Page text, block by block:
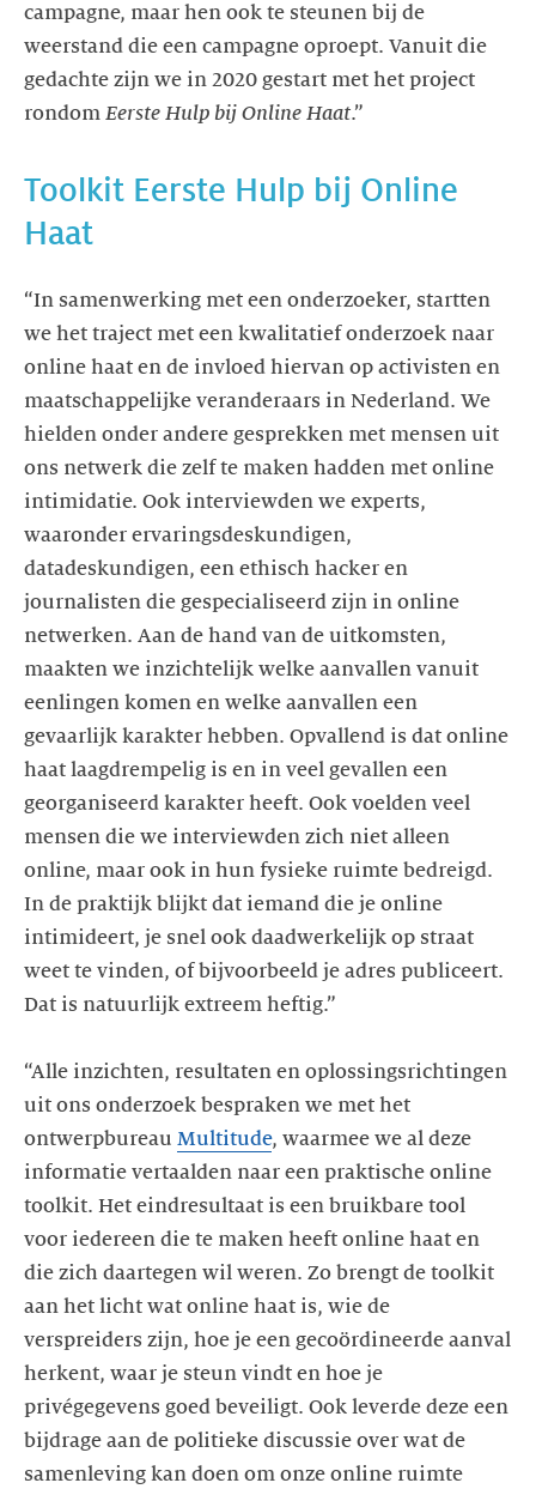
campagne, maar hen ook te steunen bij de
weerstand die een campagne oproept. Vanuit die
gedachte zijn we in 2020 gestart met het project
rondom Eerste Hulp bij Online Haat
Toolkit Eerste Hulp bij Online
“In samenwerking met een onderzoeker, startten
we het traject met een kwalitatief onderzoek naar
online haat en de invloed hiervan op activisten en
maatschappelijke veranderaars in Nederland. We
hielden onder andere gesprekken met mensen uit
ons netwerk die zelf te maken hadden met online
intimidatie. Ook interviewden we experts,
waaronder ervaringsdeskundigen,
datadeskundigen, een ethisch hacker en
journalisten die gespecialiseerd zijn in online
netwerken. Aan de hand van de uitkomsten,
maakten we inzichtelijk welke aanvallen vanuit
eenlingen komen en welke aanvallen een
gevaarlijk karakter hebben. Opvallend is dat online
haat laagdrempelig is en in veel gevallen een
georganiseerd karakter heeft. Ook voelden veel
mensen die we interviewden zich niet alleen
online, maar ook in hun fysieke ruimte bedreigd.
In de praktijk blijkt dat iemand die je online
intimideert, je snel ook daadwerkelijk op straat
weet te vinden, of bijvoorbeeld je adres publiceert.
Dat is natuurlijk extreem heftig.”
“Alle inzichten, resultaten en oplossingsrichtingen
uit ons onderzoek bespraken we met het
ontwerpbureau Multitude, waarmee we al deze
informatie vertaalden naar een praktische online
toolkit. Het eindresultaat is een bruikbare tool
voor iedereen die te maken heeft online haat en
die zich daartegen wil weren. Zo brengt de toolkit
aan het licht wat online haat is, wie de
verspreiders zijn, hoe je een gecoördineerde aanval
herkent, waar je steun vindt en hoe je
privégegevens goed beveiligt. Ook leverde deze een
bijdrage aan de politieke discussie over wat de
samenleving kan doen om onze online ruimte